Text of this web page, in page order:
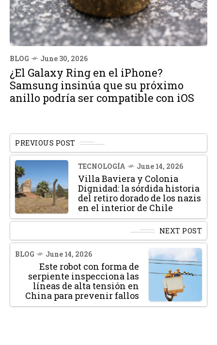
BLOG June 30, 2026
¿El Galaxy Ring en el iPhone?
Samsung insinúa que su próximo
anillo podría ser compatible con iOS
PREVIOUS POST
TECNOLOGÍA June 14, 2026
Villa Baviera y Colonia
Dignidad: la sórdida historia
del retiro dorado de los nazis
en el interior de Chile
NEXT POST
BLOG June 14, 2026
Este robot con forma de
serpiente inspecciona las
líneas de alta tensión en
China para prevenir fallos